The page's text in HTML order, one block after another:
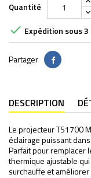
Quantité
 Expédition sous
Partager Partager
DESCRIPTION
Le projecteur TS1700
éclairage puissant
Parfait pour remplacer
thermique ajustable
surchauffe et